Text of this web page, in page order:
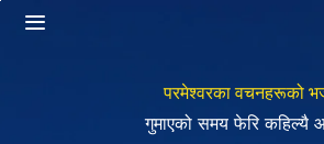
परमेश्‍वरका वचनहरूको
गुमाएको समय फेरि कहिल्यै